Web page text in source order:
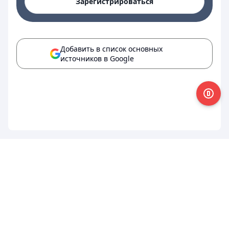
Добавить в список основных
источников в Google